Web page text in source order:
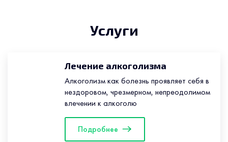
Услуги
Лечение алкоголизма
Алкоголизм как болезнь проявляет себя в
нездоровом, чрезмерном, непреодолимом
влечении к алкоголю
Подробнее